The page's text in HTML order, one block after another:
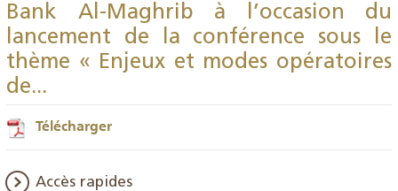
Bank Al-Maghrib à l’occasion du
lancement de la conférence sous le
thème « Enjeux et modes opératoires
de...
Télécharger
Accès rapides